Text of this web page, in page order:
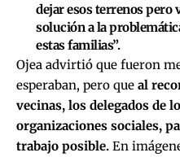
dejar esos terrenos pero
solución a la
estas familias”.
Ojea advirtió que fueron
esperaban, pero que al
vecinas, los delegados de
organizaciones sociales,
trabajo posible. En